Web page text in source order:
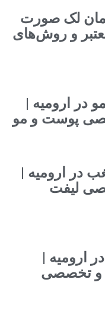
لک صورت
و روش‌های
در ارومیه |
پوست و مو
در ارومیه |
لیفت
ارومیه |
و تخصصی